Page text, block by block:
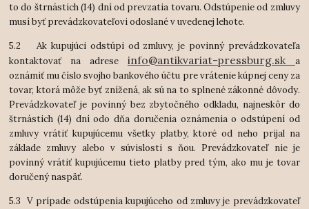
to do štrnástich (14) dní od prevzatia tovaru. Odstúpenie od zmluvy
musí byť prevádzkovateľovi odoslané v uvedenej lehote.
5.2 Ak kupujúci odstúpi od zmluvy, je povinný prevádzkovateľa
kontaktovať na adrese info@antikvariat-pressburg.sk a
oznámiť mu číslo svojho bankového účtu pre vrátenie kúpnej ceny za
tovar, ktorá môže byť znížená, ak sú na to splnené zákonné dôvody.
Prevádzkovateľ je povinný bez zbytočného odkladu, najneskôr do
štrnástich (14) dní odo dňa doručenia oznámenia o odstúpení od
zmluvy vrátiť kupujúcemu všetky platby, ktoré od neho prijal na
základe zmluvy alebo v súvislosti s ňou. Prevádzkovateľ nie je
povinný vrátiť kupujúcemu tieto platby pred tým, ako mu je tovar
doručený naspäť.
5.3 V prípade odstúpenia kupujúceho od zmluvy je prevádzkovateľ